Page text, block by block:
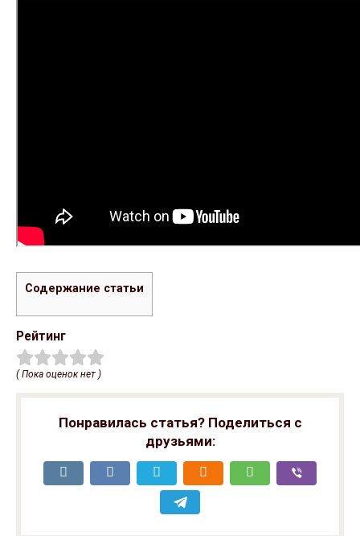
Содержание статьи
Рейтинг
( Пока оценок нет )
Понравилась статья? Поделиться с
друзьями: